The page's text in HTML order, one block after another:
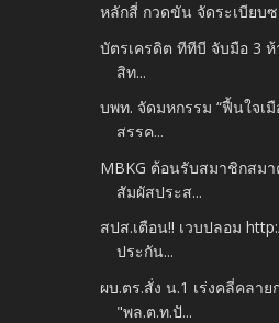
หลักสี่ กวดขัน จัดระเบียบ
บัตรเครดิต ทีทีบี จับมือ 3
สิท...
บพท. จัดมหกรรม “ฟื้นใจเมื
สรรค...
MBKG ต้อนรับสมาชิกสม
สัมผัสประส...
สปส.เตือน!! เวบปลอม
ประกัน...
ผบ.ตร.สั่ง น.1 เร่งคลี่คลาย
"พล.ต.ท.ปั...